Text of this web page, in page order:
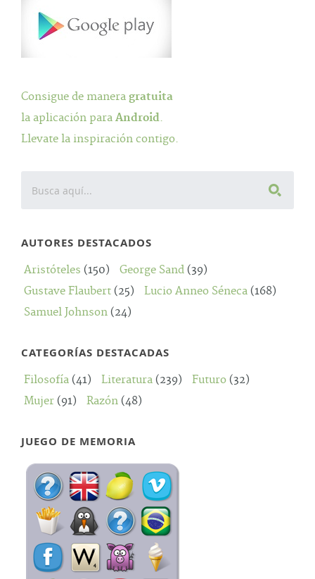
Consigue de manera gratuita
la aplicación para Android.
Llevate la inspiración contigo.
AUTORES DESTACADOS
Aristóteles (150) George Sand (39)
Gustave Flaubert (25) Lucio Anneo Séneca (168)
Samuel Johnson (24)
CATEGORÍAS DESTACADAS
Filosofía (41) Literatura (239) Futuro (32)
Mujer (91) Razón (48)
JUEGO DE MEMORIA